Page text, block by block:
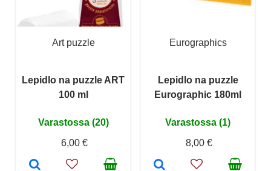
Art puzzle
Lepidlo na puzzle ART
100 ml
Varastossa (20)
6,00 €
Eurographics
Lepidlo na puzzle
Eurographic 180ml
Varastossa (1)
8,00 €